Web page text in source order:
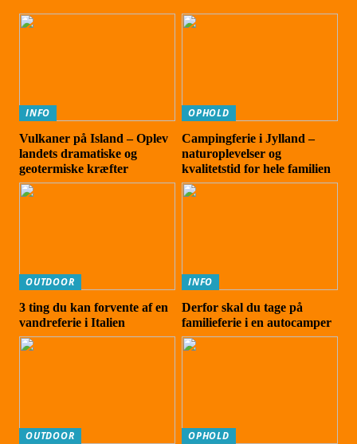
INFO
Vulkaner på Island – Oplev
landets dramatiske og
geotermiske kræfter
OPHOLD
Campingferie i Jylland –
naturoplevelser og
kvalitetstid for hele familien
OUTDOOR
3 ting du kan forvente af en
vandreferie i Italien
INFO
Derfor skal du tage på
familieferie i en autocamper
OUTDOOR
OPHOLD